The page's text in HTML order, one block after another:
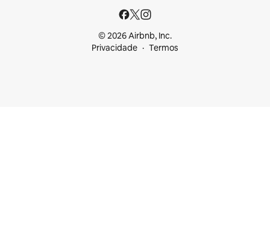
© 2026 Airbnb, Inc.
Privacidade
Termos